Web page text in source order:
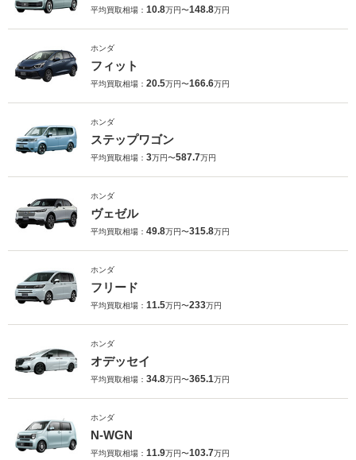
平均買取相場： 10.8万円〜148.8万円
ホンダ
フィット
平均買取相場： 20.5万円〜166.6万円
ホンダ
ステップワゴン
平均買取相場： 3万円〜587.7万円
ホンダ
ヴェゼル
平均買取相場： 49.8万円〜315.8万円
ホンダ
フリード
平均買取相場： 11.5万円〜233万円
ホンダ
オデッセイ
平均買取相場： 34.8万円〜365.1万円
ホンダ
N-WGN
平均買取相場： 11.9万円〜103.7万円